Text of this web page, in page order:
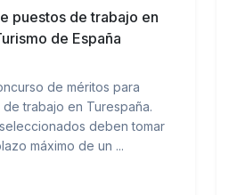
puestos de trabajo en
de España
de méritos para
trabajo en Turespaña.
deben tomar
máximo de un ...